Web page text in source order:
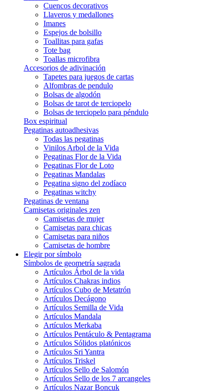
Cuencos decorativos
Llaveros y medallones
Imanes
Espejos de bolsillo
Toallitas para gafas
Tote bag
Toallas microfibra
Accesorios de adivinación
Tapetes para juegos de cartas
Alfombras de pendulo
Bolsas de algodón
Bolsas de tarot de terciopelo
Bolsas de terciopelo para péndulo
Box espiritual
Pegatinas autoadhesivas
Todas las pegatinas
Vinilos Arbol de la Vida
Pegatinas Flor de la Vida
Pegatinas Flor de Loto
Pegatinas Mandalas
Pegatina signo del zodíaco
Pegatinas witchy
Pegatinas de ventana
Camisetas originales zen
Camisetas de mujer
Camisetas para chicas
Camisetas para niños
Camisetas de hombre
Elegir por símbolo
Símbolos de geometría sagrada
Artículos Árbol de la vida
Artículos Chakras indios
Artículos Cubo de Metatrón
Artículos Decágono
Artículos Semilla de Vida
Artículos Mandala
Artículos Merkaba
Artículos Pentáculo & Pentagrama
Artículos Sólidos platónicos
Artículos Sri Yantra
Artículos Triskel
Artículos Sello de Salomón
Artículos Sello de los 7 arcangeles
Artículos Nazar Boncuk